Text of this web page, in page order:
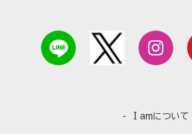
I amについて